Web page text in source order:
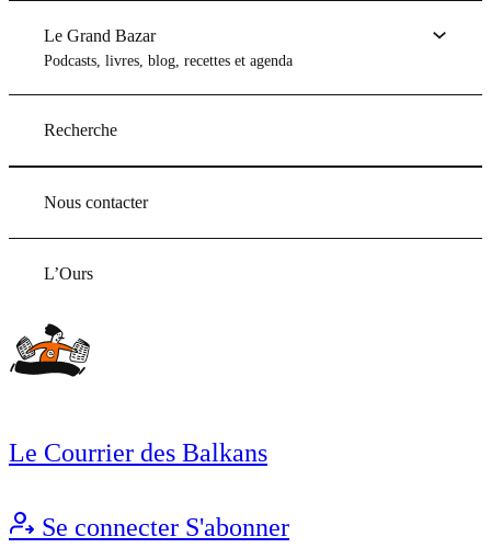
Le Grand Bazar
Podcasts, livres, blog, recettes et agenda
Recherche
Nous contacter
L’Ours
Le Courrier des Balkans
Se connecter S'abonner